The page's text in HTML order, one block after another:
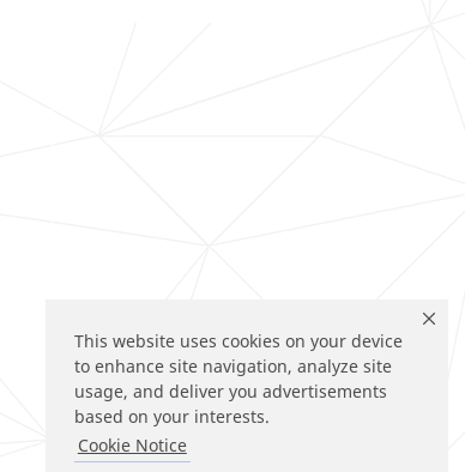
This website uses cookies on your device
to enhance site navigation, analyze site
usage, and deliver you advertisements
based on your interests.
Cookie Notice